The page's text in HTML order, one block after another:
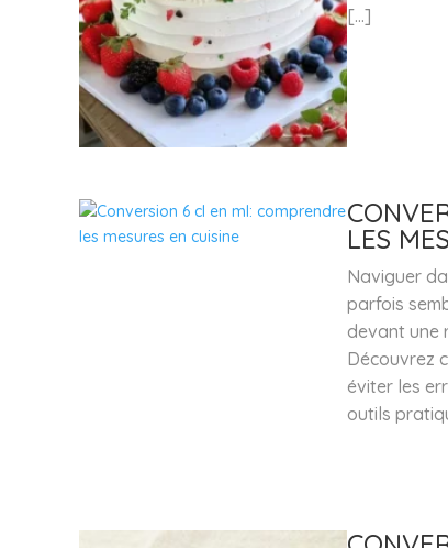
[…]
LES
Naviguer
parfois
devant une
Découvrez
éviter les
outils